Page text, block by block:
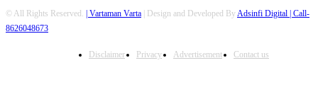
© All Rights Reserved. | Vartaman Varta | Design and Developed ByAdsinfi Digital | Call-
8626048673
Disclaimer Privacy Advertisement Contact us